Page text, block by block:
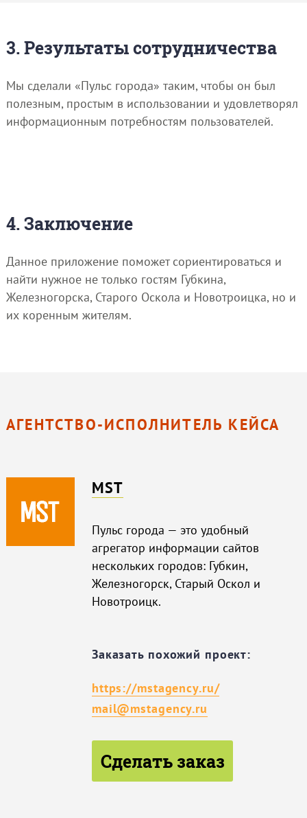
3. Результаты сотрудничества
Мы сделали «Пульс города» таким, чтобы он был
полезным, простым в использовании и удовлетворял
информационным потребностям пользователей.
4. Заключение
Данное приложение поможет сориентироваться и
найти нужное не только гостям Губкина,
Железногорска, Старого Оскола и Новотроицка, но и
их коренным жителям.
АГЕНТСТВО-ИСПОЛНИТЕЛЬ КЕЙСА
MST
Пульс города — это удобный
агрегатор информации сайтов
нескольких городов: Губкин,
Железногорск, Старый Оскол и
Новотроицк.
Заказать похожий проект:
https://mstagency.ru/
mail@mstagency.ru
Сделать заказ